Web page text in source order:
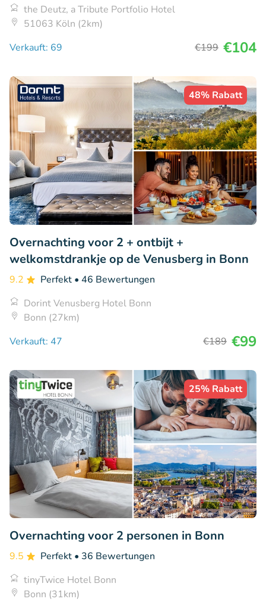
the Deutz, a Tribute Portfolio Hotel
51063 Köln (2km)
Verkauft: 69
€199 €104
48% Rabatt
Overnachting voor 2 + ontbijt +
welkomstdrankje op de Venusberg in Bonn
9.2 Perfekt • 46 Bewertungen
Dorint Venusberg Hotel Bonn
Bonn (27km)
Verkauft: 47
€189 €99
25% Rabatt
Overnachting voor 2 personen in Bonn
9.5 Perfekt • 36 Bewertungen
tinyTwice Hotel Bonn
Bonn (31km)